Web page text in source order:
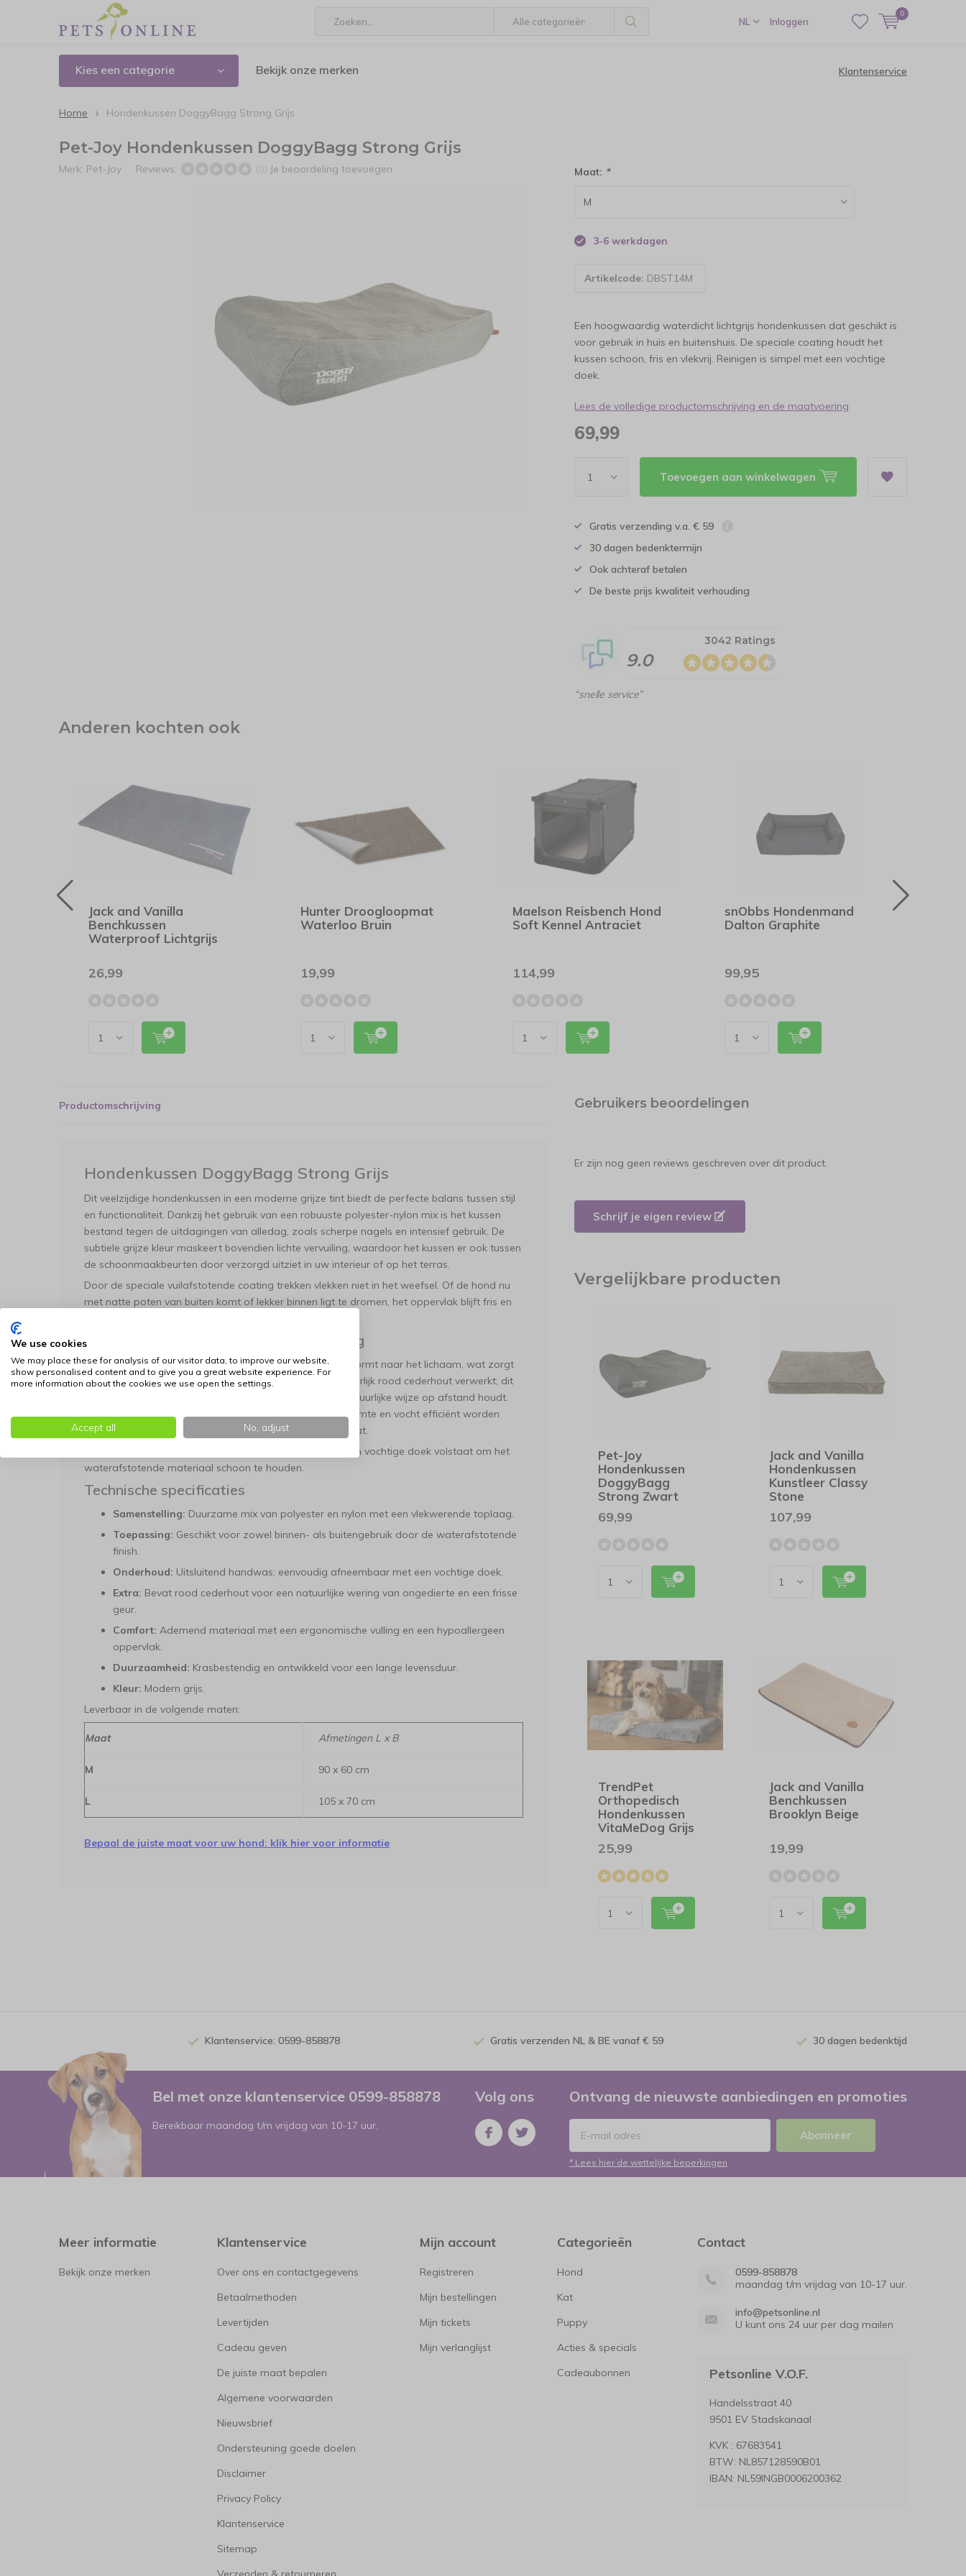
NL Inloggen
0
Kies een categorie Bekijk onze merken Klantenservice
Home Hondenkussen DoggyBagg Strong Grijs
Pet-Joy Hondenkussen DoggyBagg Strong Grijs
Merk: Pet-Joy Reviews: (0) Je beoordeling toevoegen Maat: *
3-6 werkdagen
Artikelcode: DBST14M
Een hoogwaardig waterdicht lichtgrijs hondenkussen dat geschikt is
voor gebruik in huis en buitenshuis. De speciale coating houdt het
kussen schoon, fris en vlekvrij. Reinigen is simpel met een vochtige
doek.
Lees de volledige productomschrijving en de maatvoering
69,99
Toevoegen aan winkelwagen
Gratis verzending v.a. € 59
30 dagen bedenktermijn
Ook achteraf betalen
De beste prijs kwaliteit verhouding
9.0
3042 Ratings
“snelle service”
Anderen kochten ook
Jack and Vanilla
Benchkussen
Waterproof Lichtgrijs
26,99
Hunter Droogloopmat
Waterloo Bruin
19,99
Maelson Reisbench Hond
Soft Kennel Antraciet
114,99
snObbs Hondenmand
Dalton Graphite
99,95
Productomschrijving
Hondenkussen DoggyBagg Strong Grijs
Dit veelzijdige hondenkussen in een moderne grijze tint biedt de perfecte balans tussen stijl
en functionaliteit. Dankzij het gebruik van een robuuste polyester-nylon mix is het kussen
bestand tegen de uitdagingen van alledag, zoals scherpe nagels en intensief gebruik. De
subtiele grijze kleur maskeert bovendien lichte vervuiling, waardoor het kussen er ook tussen
de schoonmaakbeurten door verzorgd uitziet in uw interieur of op het terras.
Door de speciale vuilafstotende coating trekken vlekken niet in het weefsel. Of de hond nu
met natte poten van buiten komt of lekker binnen ligt te dromen, het oppervlak blijft fris en
Gezonde Rust en Natuurlijke Bescherming
Het kussen is gevuld met hoogwaardig schuim dat zich vormt naar het lichaam, wat zorgt
voor een diepe en herstellende slaap. In de vulling is natuurlijk rood cederhout verwerkt; dit
verspreidt een milde geur die vlooien en mijten op een natuurlijke wijze op afstand houdt.
Het ademende karakter van de stof zorgt ervoor dat warmte en vocht efficiënt worden
afgevoerd, wat essentieel is voor een gezond slaapklimaat.
Het onderhoud is minimaal: een snelle poetsbeurt met een vochtige doek volstaat om het
waterafstotende materiaal schoon te houden.
Technische specificaties
Samenstelling: Duurzame mix van polyester en nylon met een vlekwerende toplaag.
Toepassing: Geschikt voor zowel binnen- als buitengebruik door de waterafstotende
finish.
Onderhoud: Uitsluitend handwas; eenvoudig afneembaar met een vochtige doek.
Extra: Bevat rood cederhout voor een natuurlijke wering van ongedierte en een frisse
geur.
Comfort: Ademend materiaal met een ergonomische vulling en een hypoallergeen
oppervlak.
Duurzaamheid: Krasbestendig en ontwikkeld voor een lange levensduur.
Kleur: Modern grijs.
Leverbaar in de volgende maten:
Maat Afmetingen L x B
M 90 x 60 cm
L 105 x 70 cm
Bepaal de juiste maat voor uw hond: klik hier voor informatie
Gebruikers beoordelingen
Er zijn nog geen reviews geschreven over dit product.
Schrijf je eigen review
Vergelijkbare producten
Pet-Joy
Hondenkussen
DoggyBagg
Strong Zwart
69,99
Jack and Vanilla
Hondenkussen
Kunstleer Classy
Stone
107,99
TrendPet
Orthopedisch
Hondenkussen
VitaMeDog Grijs
25,99
Jack and Vanilla
Benchkussen
Brooklyn Beige
19,99
Klantenservice: 0599-858878 Gratis verzenden NL & BE vanaf € 59 30 dagen bedenktijd
Bel met onze klantenservice 0599-858878
Bereikbaar maandag t/m vrijdag van 10-17 uur.
Volg ons Ontvang de nieuwste aanbiedingen en promoties
Abonneer
* Lees hier de wettelijke beperkingen
Meer informatie
Bekijk onze merken
Klantenservice
Over ons en contactgegevens
Betaalmethoden
Levertijden
Cadeau geven
De juiste maat bepalen
Algemene voorwaarden
Nieuwsbrief
Ondersteuning goede doelen
Disclaimer
Privacy Policy
Klantenservice
Sitemap
Mijn account
Registreren
Mijn bestellingen
Mijn tickets
Mijn verlanglijst
Categorieën
Hond
Kat
Puppy
Acties & specials
Cadeaubonnen
Contact
0599-858878
maandag t/m vrijdag van 10-17 uur.
info@petsonline.nl
U kunt ons 24 uur per dag mailen
Petsonline V.O.F.
Handelsstraat 40
9501 EV Stadskanaal
KVK : 67683541
BTW: NL857128590B01
IBAN: NL59INGB0006200362
We use cookies
We may place these for analysis of our visitor data, to improve our website,
show personalised content and to give you a great website experience. For
more information about the cookies we use open the settings.
Accept all No, adjust